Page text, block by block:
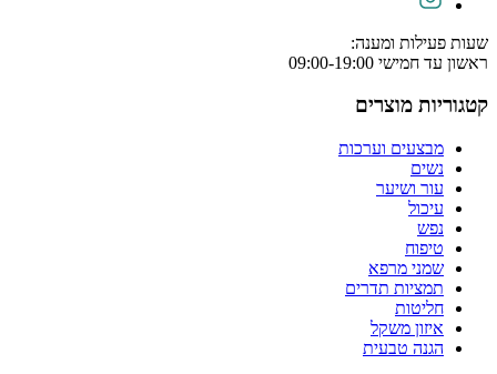
שעות פעילות ומענה:
ראשון עד חמישי 09:00-19:00
קטגוריות מוצרים
מבצעים וערכות
נשים
עור ושיער
עיכול
נפש
טיפוח
שמני מרפא
תמציות תדרים
חליטות
איזון משקל
הגנה טבעית